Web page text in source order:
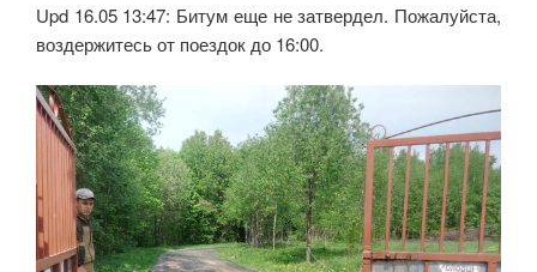
Upd 16.05 13:47: Битум еще не затвердел. Пожалуйста,
воздержитесь от поездок до 16:00.